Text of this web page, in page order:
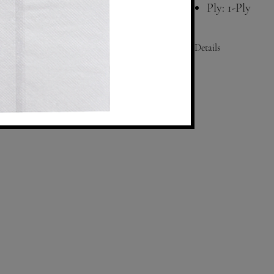
Ply: 1-Ply
Details